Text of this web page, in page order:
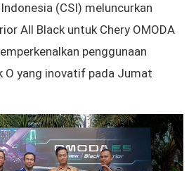
(CSI) meluncurkan
All Black untukChery OMODA
penggunaan
O yang inovatif pada Jumat